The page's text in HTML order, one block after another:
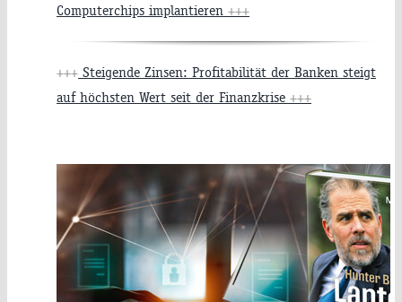
Computerchips implantieren +++
+++ Steigende Zinsen: Profitabilität der Banken steigt
auf höchsten Wert seit der Finanzkrise +++